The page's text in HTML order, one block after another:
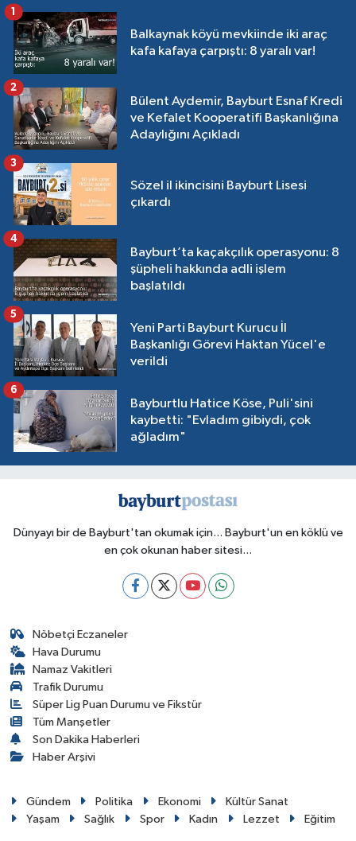
Balkaynak köyü mevkiinde iki araç
kafa kafaya çarpıştı: 8 yaralı var!
1
Bülent Aydemir, Bayburt Esnaf Kredi
ve Kefalet Kooperatifi Başkanlığına
Adaylığını Açıkladı
2
Sözel il ikincisini Bayburt Lisesi
çıkardı
3
Bayburt’ta kaçakçılık operasyonu: 8
şüpheli hakkında adli işlem
başlatıldı
4
Yeni Parti Bayburt Kurucu İl
Başkanlığı Görevi Haktan Yücel'e
verildi
5
Bayburtlu Hatice Köse, Puli'sini
kaybetti: "Evladım gibiydi, çok
ağladım"
6
Dünyayı bir de Bayburt'tan okumak için... Bayburt'un en köklü ve
en çok okunan haber sitesi...
Nöbetçi Eczaneler
Hava Durumu
Namaz Vakitleri
Trafik Durumu
Süper Lig Puan Durumu ve Fikstür
Tüm Manşetler
Son Dakika Haberleri
Haber Arşivi
Gündem Politika Ekonomi
Kültür Sanat
Yaşam
Sağlık Spor Kadın Lezzet Eğitim